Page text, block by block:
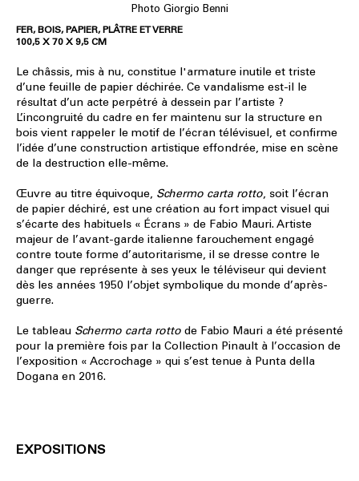
Photo Giorgio Benni
FER, BOIS, PAPIER, PLÂTRE ET VERRE
100,5 X 70 X 9,5 CM
Le châssis, mis à nu, constitue l'armature inutile et triste
d’une feuille de papier déchirée. Ce vandalisme est-il le
résultat d’un acte perpétré à dessein par l’artiste ?
L’incongruité du cadre en fer maintenu sur la structure en
bois vient rappeler le motif de l’écran télévisuel, et confirme
l’idée d’une construction artistique effondrée, mise en scène
de la destruction elle-même.
Œuvre au titre équivoque, Schermo carta rotto, soit l’écran
de papier déchiré, est une création au fort impact visuel qui
s’écarte des habituels « Écrans » de Fabio Mauri. Artiste
majeur de l’avant-garde italienne farouchement engagé
contre toute forme d’autoritarisme, il se dresse contre le
danger que représente à ses yeux le téléviseur qui devient
dès les années 1950 l’objet symbolique du monde d’après-
guerre.
Le tableau Schermo carta rotto de Fabio Mauri a été présenté
pour la première fois par la Collection Pinault à l’occasion de
l’exposition « Accrochage » qui s’est tenue à Punta della
Dogana en 2016.
EXPOSITIONS